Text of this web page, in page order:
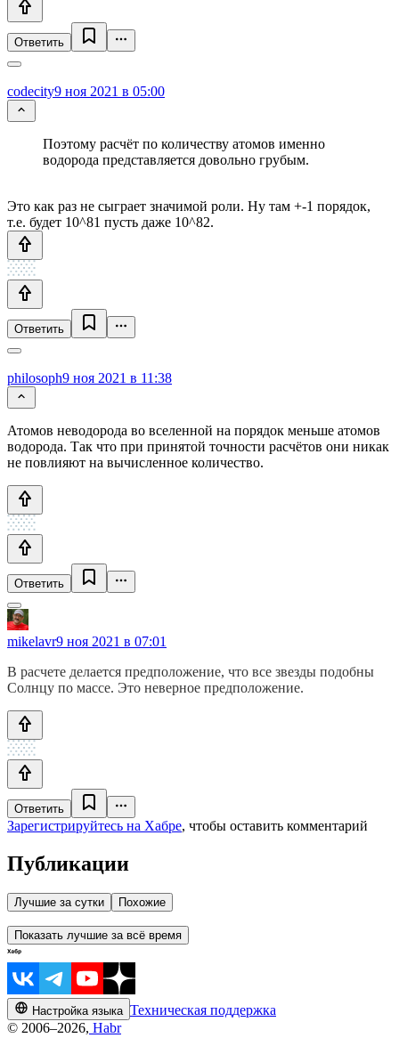
Ответить
codecity9 ноя 2021 в 05:00
Поэтому расчёт по количеству атомов именно
водорода представляется довольно грубым.
Это как раз не сыграет значимой роли. Ну там +-1 порядок,
т.е. будет 10^81 пусть даже 10^82.
Ответить
philosoph9 ноя 2021 в 11:38
Атомов неводорода во вселенной на порядок меньше атомов
водорода. Так что при принятой точности расчётов они никак
не повлияют на вычисленное количество.
Ответить
mikelavr9 ноя 2021 в 07:01
В расчете делается предположение, что все звезды подобны
Солнцу по массе. Это неверное предположение.
Ответить
Зарегистрируйтесь на Хабре, чтобы оставить комментарий
Публикации
Лучшие за сутки Похожие
Показать лучшие за всё время
Настройка языка Техническая поддержка
© 2006–2026, Habr